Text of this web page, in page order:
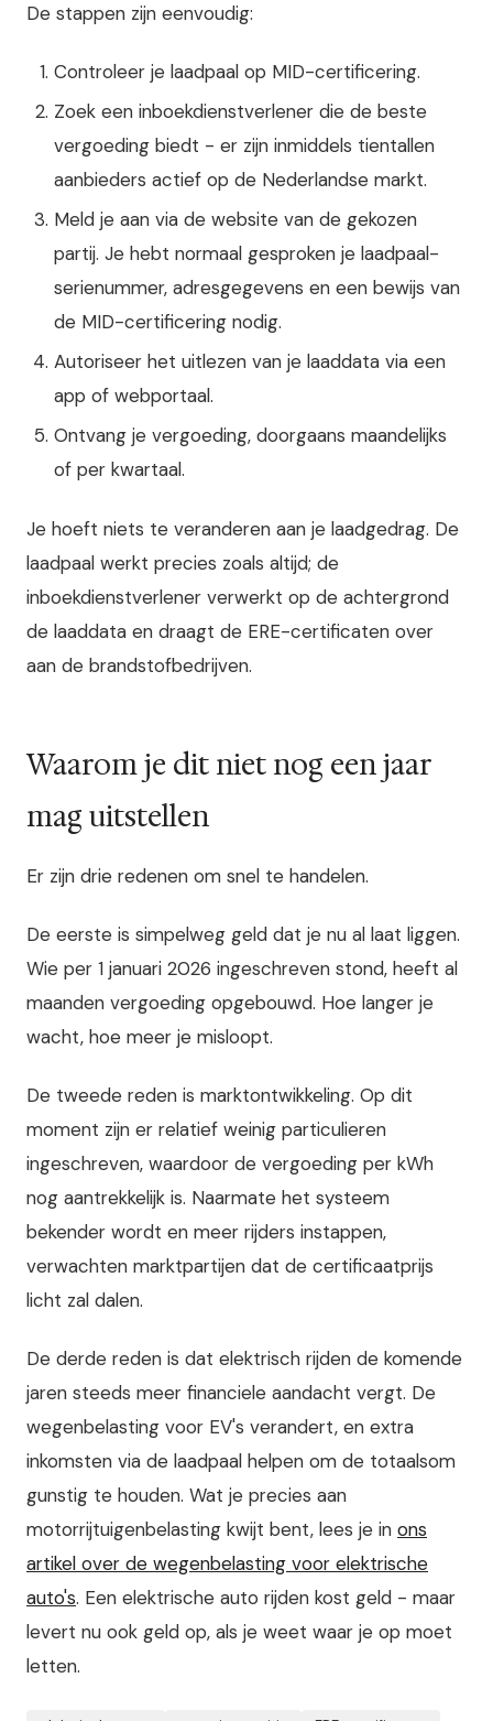
De stappen zijn eenvoudig:
Controleer je laadpaal op MID-certificering.
Zoek een inboekdienstverlener die de beste
vergoeding biedt - er zijn inmiddels tientallen
aanbieders actief op de Nederlandse markt.
Meld je aan via de website van de gekozen
partij. Je hebt normaal gesproken je laadpaal-
serienummer, adresgegevens en een bewijs van
de MID-certificering nodig.
Autoriseer het uitlezen van je laaddata via een
app of webportaal.
Ontvang je vergoeding, doorgaans maandelijks
of per kwartaal.
Je hoeft niets te veranderen aan je laadgedrag. De
laadpaal werkt precies zoals altijd; de
inboekdienstverlener verwerkt op de achtergrond
de laaddata en draagt de ERE-certificaten over
aan de brandstofbedrijven.
Waarom je dit niet nog een jaar
mag uitstellen
Er zijn drie redenen om snel te handelen.
De eerste is simpelweg geld dat je nu al laat liggen.
Wie per 1 januari 2026 ingeschreven stond, heeft al
maanden vergoeding opgebouwd. Hoe langer je
wacht, hoe meer je misloopt.
De tweede reden is marktontwikkeling. Op dit
moment zijn er relatief weinig particulieren
ingeschreven, waardoor de vergoeding per kWh
nog aantrekkelijk is. Naarmate het systeem
bekender wordt en meer rijders instappen,
verwachten marktpartijen dat de certificaatprijs
licht zal dalen.
De derde reden is dat elektrisch rijden de komende
jaren steeds meer financiele aandacht vergt. De
wegenbelasting voor EV's verandert, en extra
inkomsten via de laadpaal helpen om de totaalsom
gunstig te houden. Wat je precies aan
motorrijtuigenbelasting kwijt bent, lees je in ons
artikel over de wegenbelasting voor elektrische
auto's. Een elektrische auto rijden kost geld - maar
levert nu ook geld op, als je weet waar je op moet
letten.